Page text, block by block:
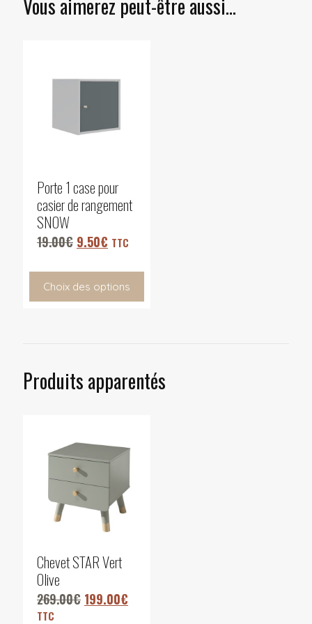
Vous aimerez peut-être aussi…
Porte 1 case pour
casier de rangement
SNOW
19.00€ 9.50€ TTC
Choix des options
Produits apparentés
Chevet STAR Vert
Olive
269.00€ 199.00€
TTC